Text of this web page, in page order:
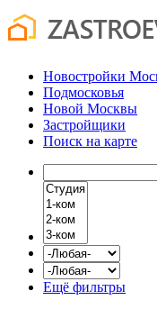
Новостройки
Подмосковья
Новой Москвы
Застройщики
Поиск на карте
Ещё фильтры